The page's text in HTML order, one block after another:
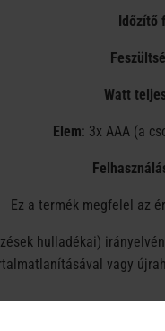
Időzítő
Watt
Elem: 3x AAA (a
Ez a termék megfelel az
hulladékai)
vagy